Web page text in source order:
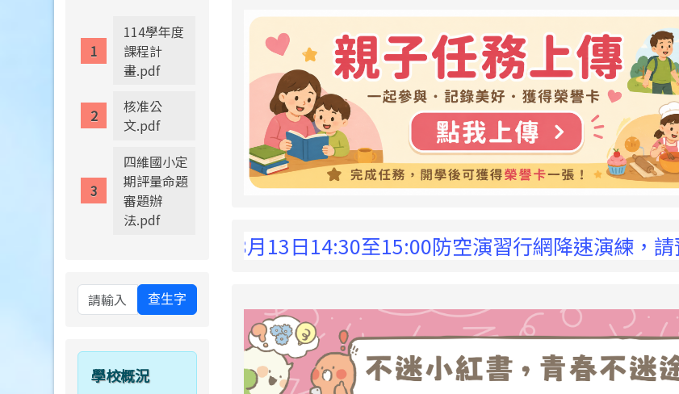
8月13日14:30至15:00防空演習行網降速演練，請預為因應
114學年度
課程計
畫.pdf
核准公
文.pdf
四維國小定
期評量命題
審題辦
法.pdf
查生字
學校概況